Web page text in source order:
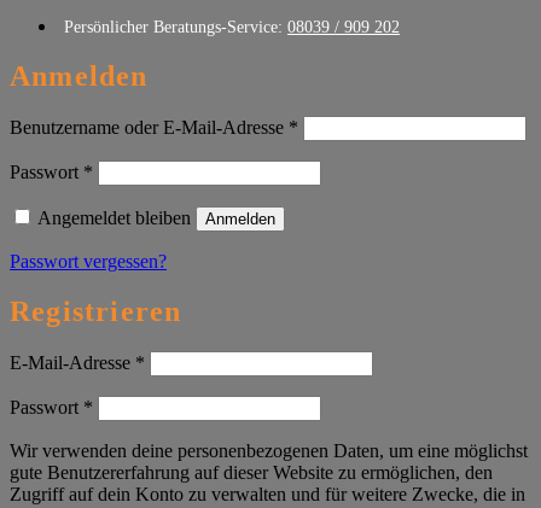
Persönlicher Beratungs-Service: 08039 / 909 202
Anmelden
Benutzername oder E-Mail-Adresse *
Passwort *
Angemeldet bleiben Anmelden
Passwort vergessen?
Registrieren
E-Mail-Adresse *
Passwort *
Wir verwenden deine personenbezogenen Daten, um eine möglichst
gute Benutzererfahrung auf dieser Website zu ermöglichen, den
Zugriff auf dein Konto zu verwalten und für weitere Zwecke, die in